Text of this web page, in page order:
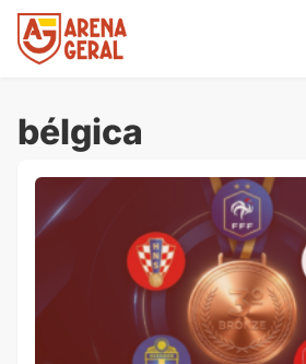
bélgica